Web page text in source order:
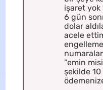
işaret
6 gün
dolar
acele
"emin
şekilde